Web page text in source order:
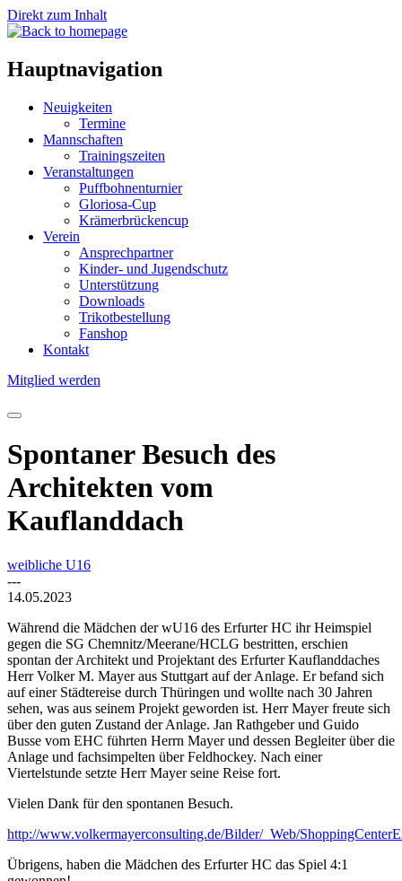
Direkt zum Inhalt
Hauptnavigation
Neuigkeiten
Termine
Mannschaften
Trainingszeiten
Veranstaltungen
Puffbohnenturnier
Gloriosa-Cup
Krämerbrückencup
Verein
Ansprechpartner
Kinder- und Jugendschutz
Unterstützung
Downloads
Trikotbestellung
Fanshop
Kontakt
Mitglied werden
Spontaner Besuch des
Architekten vom
Kauflanddach
weibliche U16
---
14.05.2023
Während die Mädchen der wU16 des Erfurter HC ihr Heimspiel
gegen die SG Chemnitz/Meerane/HCLG bestritten, erschien
spontan der Architekt und Projektant des Erfurter Kauflanddaches
Herr Volker M. Mayer aus Stuttgart auf der Anlage. Er befand sich
auf einer Städtereise durch Thüringen und wollte nach 30 Jahren
sehen, was aus seinem Projekt geworden ist. Herr Mayer freute sich
über den guten Zustand der Anlage. Jan Rathgeber und Guido
Busse vom EHC führten Herrn Mayer und dessen Begleiter über die
Anlage und fachsimpelten über Feldhockey. Nach einer
Viertelstunde setzte Herr Mayer seine Reise fort.
Vielen Dank für den spontanen Besuch.
http://www.volkermayerconsulting.de/Bilder/_Web/
Übrigens, haben die Mädchen des Erfurter HC das Spiel 4:1